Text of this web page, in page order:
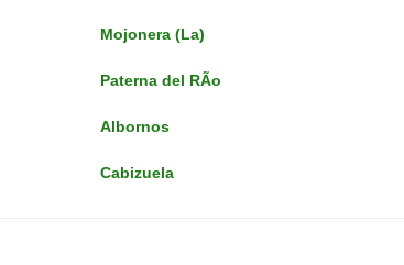
Mojonera (La)
Paterna del RÃ­o
Albornos
Cabizuela